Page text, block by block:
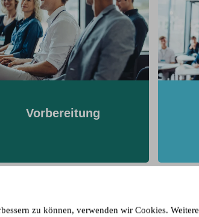
Vorbereitung
zu können, verwenden wir Cookies. Weitere